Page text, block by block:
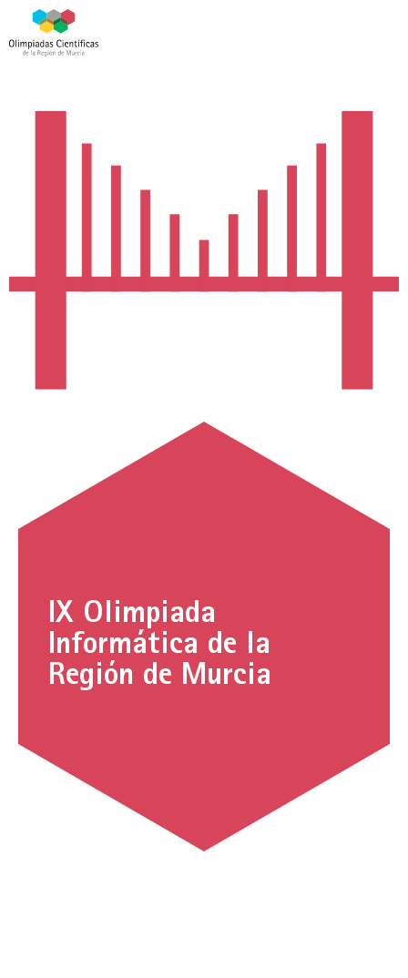
IX Olimpiada
Informática de la
Región de Murcia